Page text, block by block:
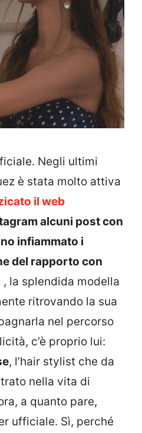
Negli ultimi
è stata molto attiva
il web
alcuni post con
infiammato i
del rapporto con
, la splendida modella
ritrovando la sua
nel percorso
c’è proprio lui:
, l’hair stylist che da
nella vita di
a quanto pare,
ufficiale. Sì, perché